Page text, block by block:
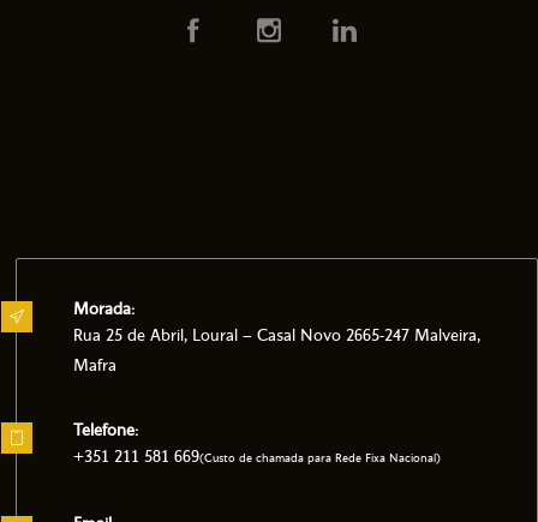
Morada:
Rua 25 de Abril, Loural – Casal Novo 2665-247 Malveira,
Mafra
Telefone:
+351 211 581 669(Custo de chamada para Rede Fixa Nacional)